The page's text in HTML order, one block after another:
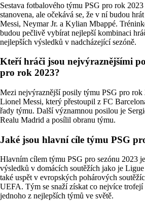
Sestava fotbalového týmu PSG pro rok
stanovena, ale očekává se, že v ní budou
Messi, Neymar Jr. a Kylian Mbappé.
budou pečlivě vybírat nejlepší kombinaci
nejlepších výsledků v nadcházející sezóně.
Kteří hráči jsou nejvýraznějšími
pro rok 2023?
Mezi nejvýraznější posily týmu PSG pro rok
Lionel Messi, který přestoupil z FC
řady týmu. Další významnou posilou je
Realu Madrid a posílil obranu týmu.
Jaké jsou hlavní cíle týmu PSG
Hlavním cílem týmu PSG pro sezónu 2023
výsledků v domácích soutěžích jako je
také uspět v evropských pohárových
UEFA. Tým se snaží získat co nejvíce
jednoho z nejlepších týmů ve světě.